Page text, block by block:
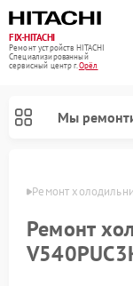
FIX-HITACHI
Ремонт устройств HITACHI
Специализированный
cервисный центр г.Орёл
Мы
Ремонт
Ремонт